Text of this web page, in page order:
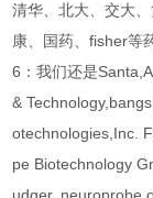
清华、北大、交大
康、国药、fisher等
6：我们还是
&
otechnologies,Inc.
pe Biotechnology